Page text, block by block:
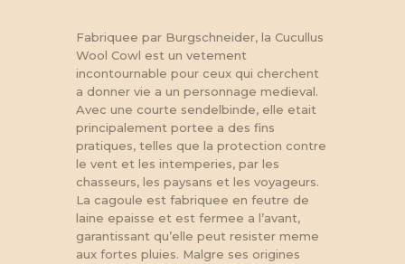
Fabriquee par Burgschneider, la Cucullus
Wool Cowl est un vetement
incontournable pour ceux qui cherchent
a donner vie a un personnage medieval.
Avec une courte sendelbinde, elle etait
principalement portee a des fins
pratiques, telles que la protection contre
le vent et les intemperies, par les
chasseurs, les paysans et les voyageurs.
La cagoule est fabriquee en feutre de
laine epaisse et est fermee a l’avant,
garantissant qu’elle peut resister meme
aux fortes pluies. Malgre ses origines